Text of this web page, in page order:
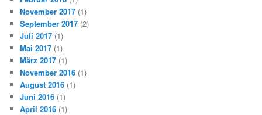
November 2017 (1)
September 2017 (2)
Juli 2017 (1)
Mai 2017 (1)
März 2017 (1)
November 2016 (1)
August 2016 (1)
Juni 2016 (1)
April 2016 (1)